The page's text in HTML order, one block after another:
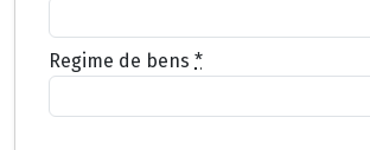
Regime de bens *